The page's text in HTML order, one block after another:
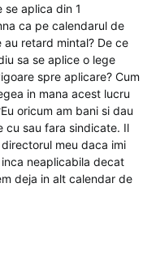
se aplica din 1
ca pe calendarul de
retard mintal? De ce
sa se aplice o lege
spre aplicare? Cum
in mana acest lucru
oricum am bani si dau
cu sau fara sindicate. Il
meu daca imi
neaplicabila decat
deja in alt calendar de